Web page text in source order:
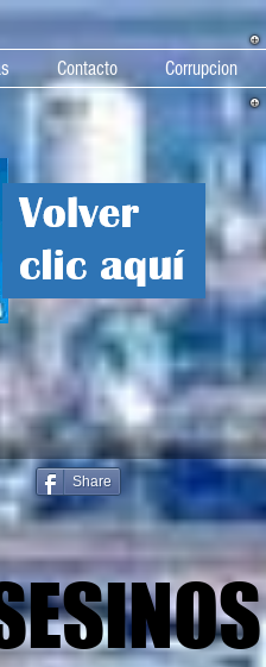
Contacto Corrupcion
Share